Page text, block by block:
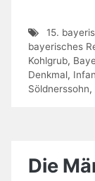
15.
bayerisches
Kohlgrub,
Denkmal,
Söldnerssohn,
Die